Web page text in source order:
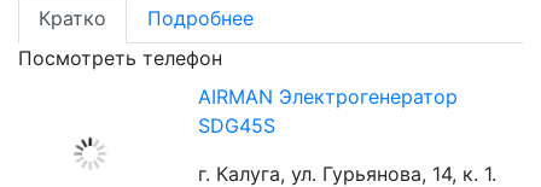
Кратко
Подробнее
Посмотреть телефон
AIRMAN Электрогенератор
SDG45S
г. Калуга, ул. Гурьянова, 14, к. 1.